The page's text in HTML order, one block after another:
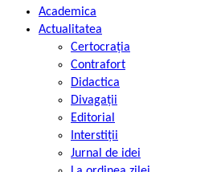
Academica
Actualitatea
Certocrația
Contrafort
Didactica
Divagații
Editorial
Interstiții
Jurnal de idei